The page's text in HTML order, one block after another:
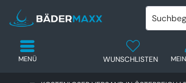
WUNSCHLISTEN
MENÜ